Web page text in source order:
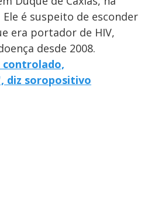
Ele é suspeito de esconder
era portador de HIV,
desde 2008.
controlado,
diz soropositivo